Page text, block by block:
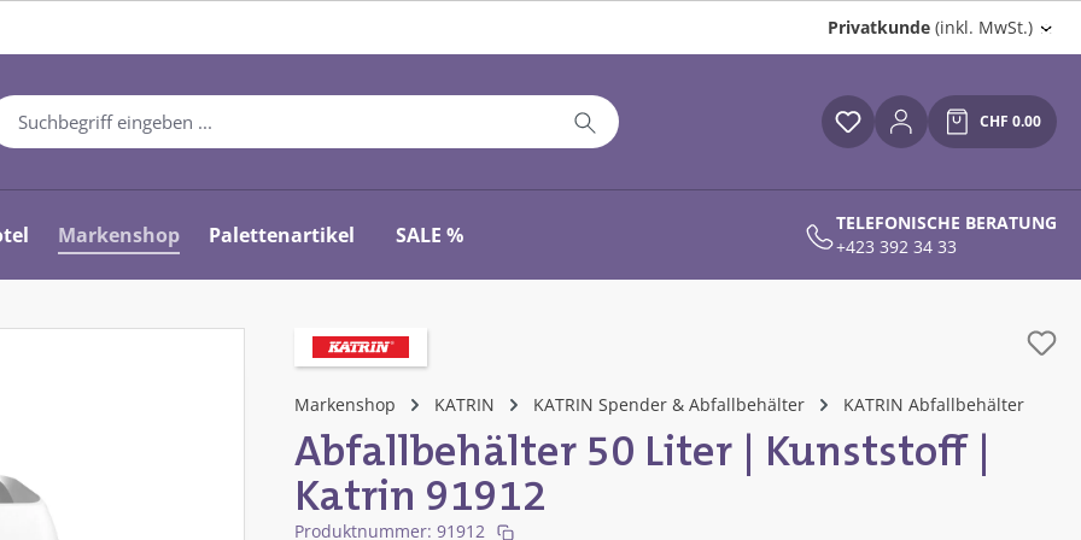
Privatkunde (inkl. MwSt.)
Du hast 0 Produkte auf
CHF 0.00
Markenshop Palettenartikel SALE %
TELEFONISCHE BERATUNG
+423 392 34 33
Markenshop KATRIN KATRIN Spender & Abfallbehälter KATRIN Abfallbehälter
Abfallbehälter 50 Liter | Kunststoff |
Katrin 91912
Produktnummer: 91912